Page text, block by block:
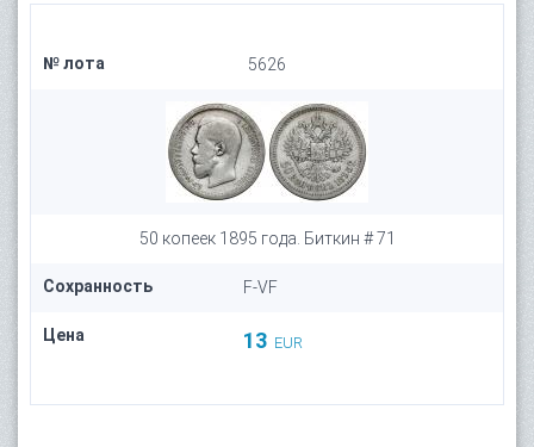
№ лота 5626
50 копеек 1895 года. Биткин # 71
Сохранность F-VF
Цена 13 EUR